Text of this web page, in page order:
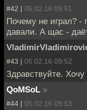
#42 | 05.02.16 09:51
Почему не играл? -
давали. А щас -
#43 | 05.02.16 09:52
Здравствуйте.
QoMSoL »
#44 | 05.02.16 09:53